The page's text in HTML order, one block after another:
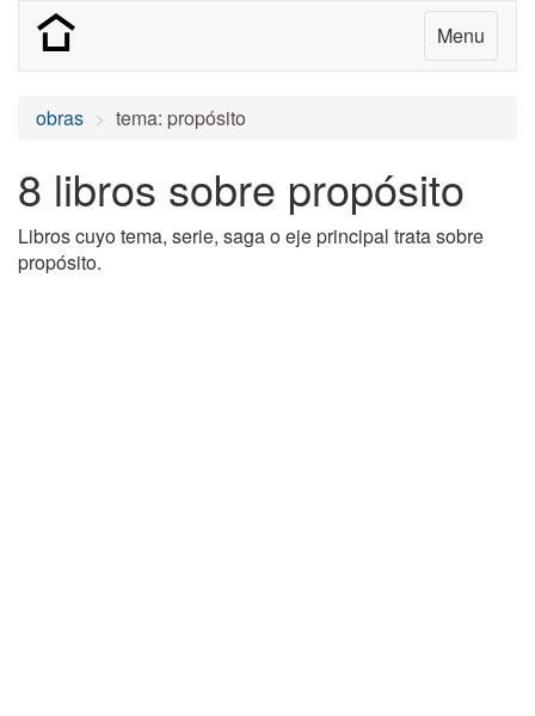
Menu
obras tema: propósito
8 libros sobre propósito
Libros cuyo tema, serie, saga o eje principal trata sobre
propósito.